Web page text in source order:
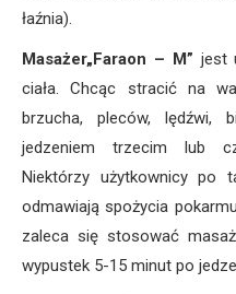
łaźnia).
Masażer„Faraon – M” jest
ciała. Chcąc stracić na
brzucha, pleców, lędźwi,
jedzeniem trzecim lub
Niektórzy użytkownicy po
odmawiają spożycia
zaleca się stosować
wypustek 5-15 minut po